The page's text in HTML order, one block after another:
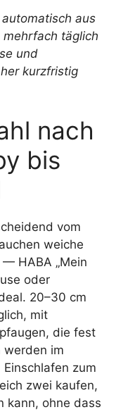
aus
täglich
und
kurzfristig
nach
bis
vom
weiche
HABA „Mein
oder
20–30 cm
mit
die fest
werden im
zum
zwei kaufen,
kann, ohne dass